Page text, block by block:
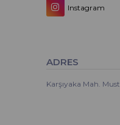
Instagram
ADRES
Karşıyaka Mah.